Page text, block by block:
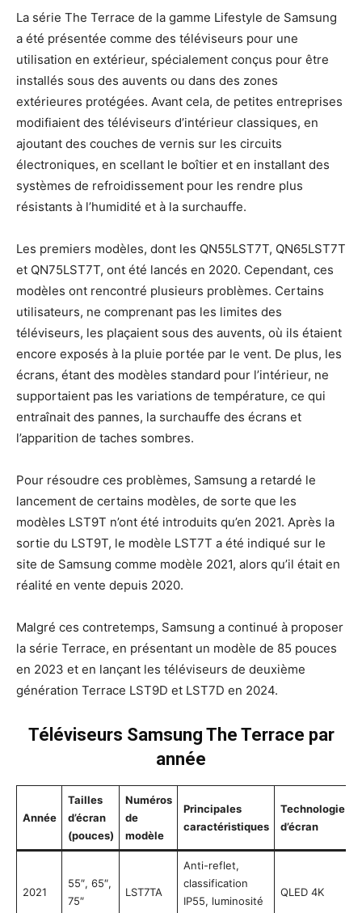
La série The Terrace de la gamme Lifestyle de Samsung
a été présentée comme des téléviseurs pour une
utilisation en extérieur, spécialement conçus pour être
installés sous des auvents ou dans des zones
extérieures protégées. Avant cela, de petites entreprises
modifiaient des téléviseurs d’intérieur classiques, en
ajoutant des couches de vernis sur les circuits
électroniques, en scellant le boîtier et en installant des
systèmes de refroidissement pour les rendre plus
résistants à l’humidité et à la surchauffe.
Les premiers modèles, dont les QN55LST7T, QN65LST7T
et QN75LST7T, ont été lancés en 2020. Cependant, ces
modèles ont rencontré plusieurs problèmes. Certains
utilisateurs, ne comprenant pas les limites des
téléviseurs, les plaçaient sous des auvents, où ils étaient
encore exposés à la pluie portée par le vent. De plus, les
écrans, étant des modèles standard pour l’intérieur, ne
supportaient pas les variations de température, ce qui
entraînait des pannes, la surchauffe des écrans et
l’apparition de taches sombres.
Pour résoudre ces problèmes, Samsung a retardé le
lancement de certains modèles, de sorte que les
modèles LST9T n’ont été introduits qu’en 2021. Après la
sortie du LST9T, le modèle LST7T a été indiqué sur le
site de Samsung comme modèle 2021, alors qu’il était en
réalité en vente depuis 2020.
Malgré ces contretemps, Samsung a continué à proposer
la série Terrace, en présentant un modèle de 85 pouces
en 2023 et en lançant les téléviseurs de deuxième
génération Terrace LST9D et LST7D en 2024.
Téléviseurs Samsung The Terrace par
année
Année
Tailles
d’écran
(pouces)
Numéros
de
modèle
Principales
caractéristiques
Technologie
d’écran
2021
55″, 65″,
75″
LST7TA
Anti-reflet,
classification
IP55, luminosité
QLED 4K